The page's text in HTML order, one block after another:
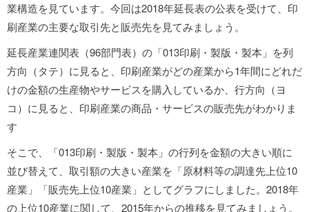
業構造を見ています。今回は2018年延長表の公表を受けて、印
刷産業の主要な取引先と販売先を見てみましょう。
延長産業連関表（96部門表）の「013印刷・製版・製本」を列
方向（タテ）に見ると、印刷産業がどの産業から1年間にどれだ
けの金額の生産物やサービスを購入しているか、行方向（ヨ
コ）に見ると、印刷産業の商品・サービスの販売先がわかりま
す
そこで、「013印刷・製版・製本」の行列を金額の大きい順に
並び替えて、取引額の大きい産業を「原材料等の調達先上位10
産業」「販売先上位10産業」としてグラフにしました。2018年
の上位10産業に関して、2015年からの推移を見てみましょう。